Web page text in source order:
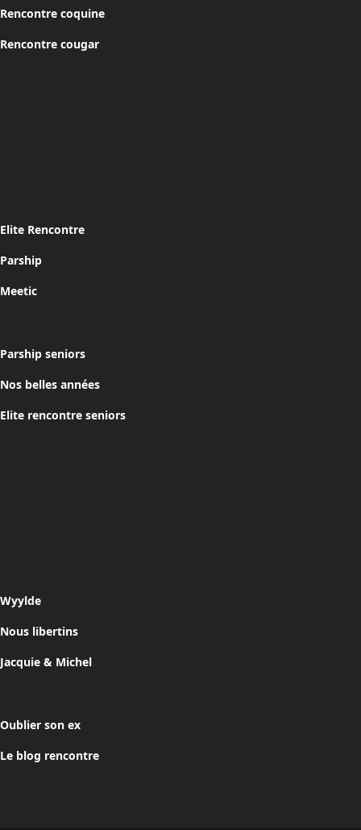
Rencontre coquine
Rencontre cougar
Elite Rencontre
Parship
Meetic
Parship seniors
Nos belles années
Elite rencontre seniors
Wyylde
Nous libertins
Jacquie & Michel
Oublier son ex
Le blog rencontre